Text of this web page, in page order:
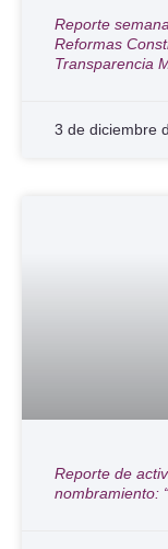
Reporte
Reformas
Transparencia
3 de diciembre
Reporte de
nombramiento: